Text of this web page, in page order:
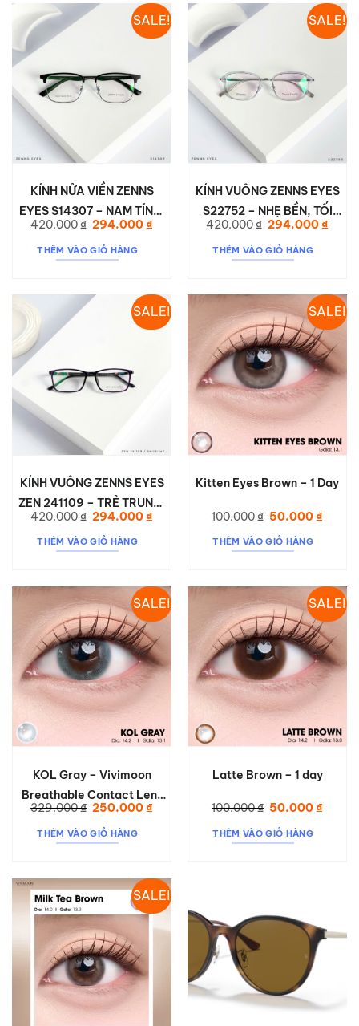
SALE!
KÍNH NỬA VIỀN ZENNS
EYES S14307 – NAM TÍNH,
CỨNG CÁP, ĐEO CỰC NHẸ
420.000₫ Giá
là:
420.000 ₫.
294.000₫Giá
THÊM VÀO GIỎ HÀNG
SALE!
KÍNH VUÔNG ZENNS EYES
S22752 – NHẸ BỀN, TỐI
GIẢN, THỜI TRANG HẰNG
NGÀY
420.000₫ Giá
là:
420.000 ₫.
294.000₫Giá
THÊM VÀO GIỎ HÀNG
SALE!
KÍNH VUÔNG ZENNS EYES
ZEN 241109 – TRẺ TRUNG,
BỀN NHẸ
420.000₫ Giá
là:
420.000 ₫.
294.000 ₫Giá
THÊM VÀO GIỎ HÀNG
SALE!
Kitten Eyes Brown – 1 Day
100.000₫ Giá
là:
100.000 ₫.
50.000 ₫Giá
THÊM VÀO GIỎ HÀNG
SALE!
KOL Gray – Vivimoon
Breathable Contact Lens
KOL GRAY
329.000₫ Giá
là:
329.000 ₫.
250.000₫Giá
THÊM VÀO GIỎ HÀNG
SALE!
Latte Brown – 1 day
100.000₫ Giá
là:
100.000 ₫.
50.000₫Giá
THÊM VÀO GIỎ HÀNG
SALE!